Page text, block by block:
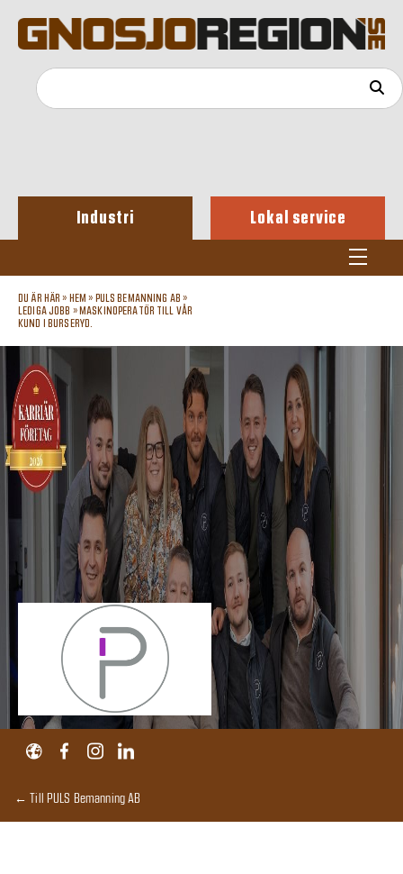
Industri Lokal service
DU ÄR HÄR » HEM » PULS BEMANNING AB »
LEDIGA JOBB » MASKINOPERATÖR TILL VÅR
KUND I BURSERYD.
← Till PULS Bemanning AB